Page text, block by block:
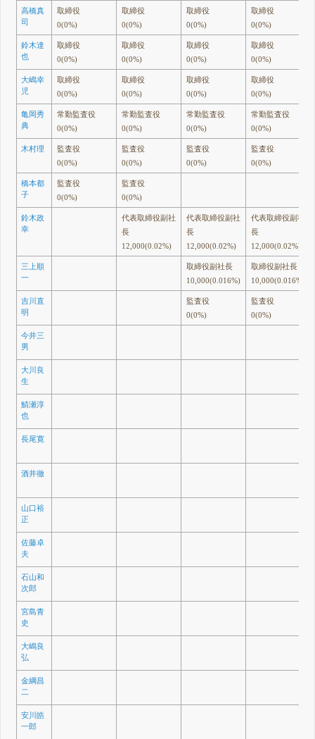
高橋真
司
取締役
0(0%)
取締役
0(0%)
取締役
0(0%)
取締役
0(0%)
鈴木達
也
取締役
0(0%)
取締役
0(0%)
取締役
0(0%)
取締役
0(0%)
大嶋幸
児
取締役
0(0%)
取締役
0(0%)
取締役
0(0%)
取締役
0(0%)
亀岡秀
典
常勤監査役
0(0%)
常勤監査役
0(0%)
常勤監査役
0(0%)
常勤監査役
0(0%)
木村理
監査役
0(0%)
監査役
0(0%)
監査役
0(0%)
監査役
0(0%)
橋本都
子
監査役
0(0%)
監査役
0(0%)
鈴木政
幸
代表取締役副社
長
12,000(0.02%)
代表取締役副社
長
12,000(0.02%)
代表取締役副社
長
12,000(0.02%)
三上順
一
取締役副社長
10,000(0.016%)
取締役副社長
10,000(0.016%)
吉川直
明
監査役
0(0%)
監査役
0(0%)
今井三
男
大川良
生
鯖瀬淳
也
長尾寛
酒井徹
山口裕
正
佐藤卓
夫
石山和
次郎
宮島青
史
大嶋良
弘
金綱昌
二
安川皓
一郎